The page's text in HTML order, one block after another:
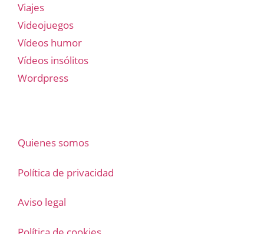
Viajes
Videojuegos
Vídeos humor
Vídeos insólitos
Wordpress
Quienes somos
Política de privacidad
Aviso legal